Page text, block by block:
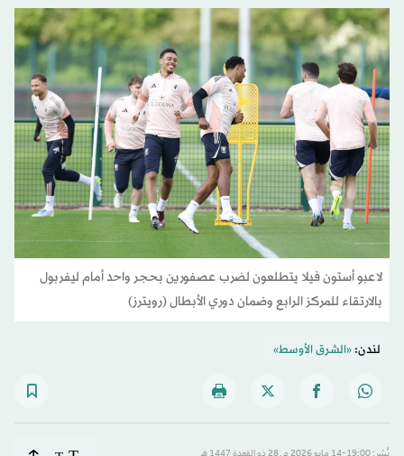
لاعبو أستون فيلا يتطلعون لضرب عصفورين بحجر واحد أمام ليفربول
بالارتقاء للمركز الرابع وضمان دوري الأبطال (رويترز)
لندن:«الشرق الأوسط»